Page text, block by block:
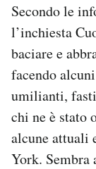
Hai
Esci
Secondo le
l’inchiesta
baciare e
facendo
umilianti,
chi ne è stato
alcune attuali
York. Sembra